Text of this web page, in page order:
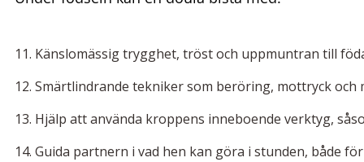
11. Känslomässig trygghet, tröst och uppmuntran till
12. Smärtlindrande tekniker som beröring, mottryck och
13. Hjälp att använda kroppens inneboende verktyg,
14. Guida partnern i vad hen kan göra i stunden, både